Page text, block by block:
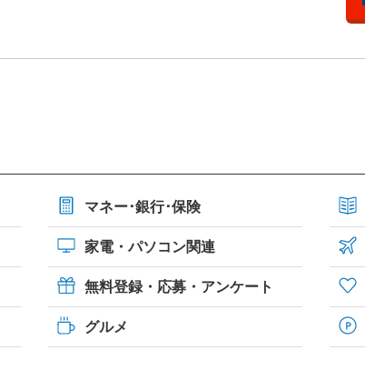
マネー･銀行･保険
家電・パソコン関連
無料登録・応募・アンケート
グルメ